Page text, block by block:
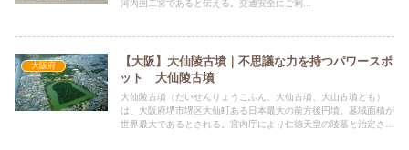
河内国二宮であると伝える。交通安全にご利...
大阪府
【大阪】大仙陵古墳｜不思議な力を持つパワースポ
ット 大仙陵古墳
大仙陵古墳（だいせんりょうこふん、大仙古墳、大山古墳とも）
は、大阪府堺市堺区大仙町ある日本最大の前方後円墳。墓域面積が
世界最大であるとされる。宮内庁により仁徳天皇の陵墓と治定され